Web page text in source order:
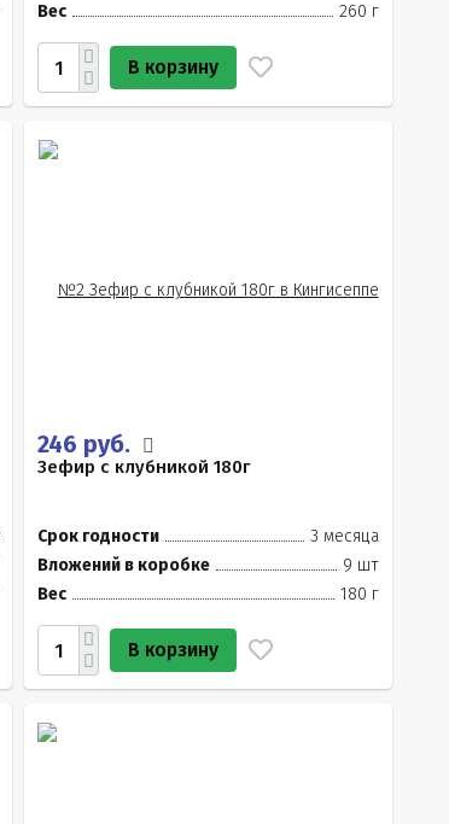
Вес
260 г
В корзину
246 руб.
Зефир с клубникой 180г
Срок годности
3 месяца
Вложений в коробке
9 шт
Вес
180 г
В корзину